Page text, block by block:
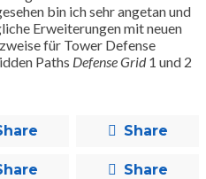
bin ich sehr angetan und
Erweiterungen mit neuen
für Tower Defense
Paths Defense Grid1 und 2
Share
Share